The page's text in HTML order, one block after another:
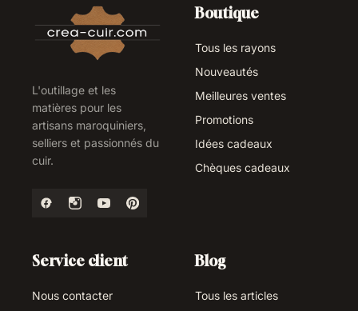
L'outillage et les
matières pour les
artisans maroquiniers,
selliers et passionnés du
cuir.
Boutique
Tous les rayons
Nouveautés
Meilleures ventes
Promotions
Idées cadeaux
Chèques cadeaux
Service client
Nous contacter
Blog
Tous les articles